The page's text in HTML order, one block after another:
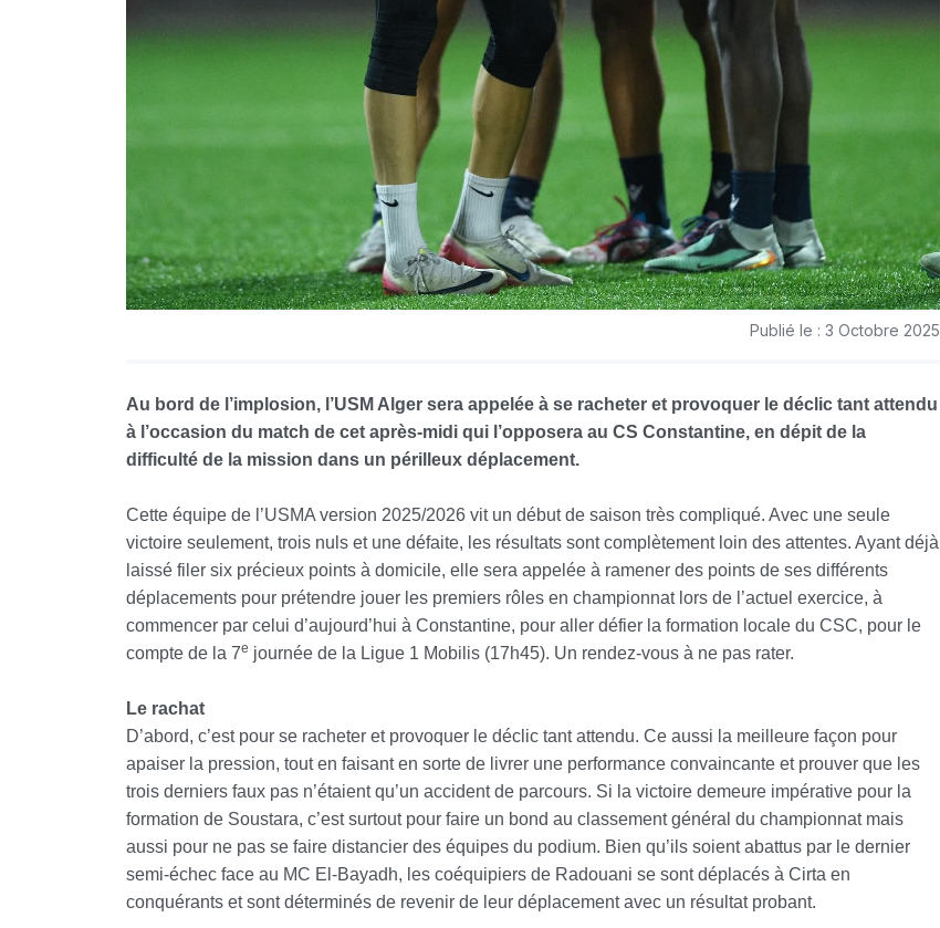
Publié le : 3 Octobre 2025
Au bord de l’implosion, l’USM Alger sera appelée à se racheter et provoquer le déclic tant attendu
à l’occasion du match de cet après-midi qui l’opposera au CS Constantine, en dépit de la
difficulté de la mission dans un périlleux déplacement.
Cette équipe de l’USMA version 2025/2026 vit un début de saison très compliqué. Avec une seule
victoire seulement, trois nuls et une défaite, les résultats sont complètement loin des attentes. Ayant déjà
laissé filer six précieux points à domicile, elle sera appelée à ramener des points de ses différents
déplacements pour prétendre jouer les premiers rôles en championnat lors de l’actuel exercice, à
commencer par celui d’aujourd’hui à Constantine, pour aller défier la formation locale du CSC, pour le
compte de la 7e journée de la Ligue 1 Mobilis (17h45). Un rendez-vous à ne pas rater.
Le rachat
D’abord, c’est pour se racheter et provoquer le déclic tant attendu. Ce aussi la meilleure façon pour
apaiser la pression, tout en faisant en sorte de livrer une performance convaincante et prouver que les
trois derniers faux pas n’étaient qu’un accident de parcours. Si la victoire demeure impérative pour la
formation de Soustara, c’est surtout pour faire un bond au classement général du championnat mais
aussi pour ne pas se faire distancier des équipes du podium. Bien qu’ils soient abattus par le dernier
semi-échec face au MC El-Bayadh, les coéquipiers de Radouani se sont déplacés à Cirta en
conquérants et sont déterminés de revenir de leur déplacement avec un résultat probant.